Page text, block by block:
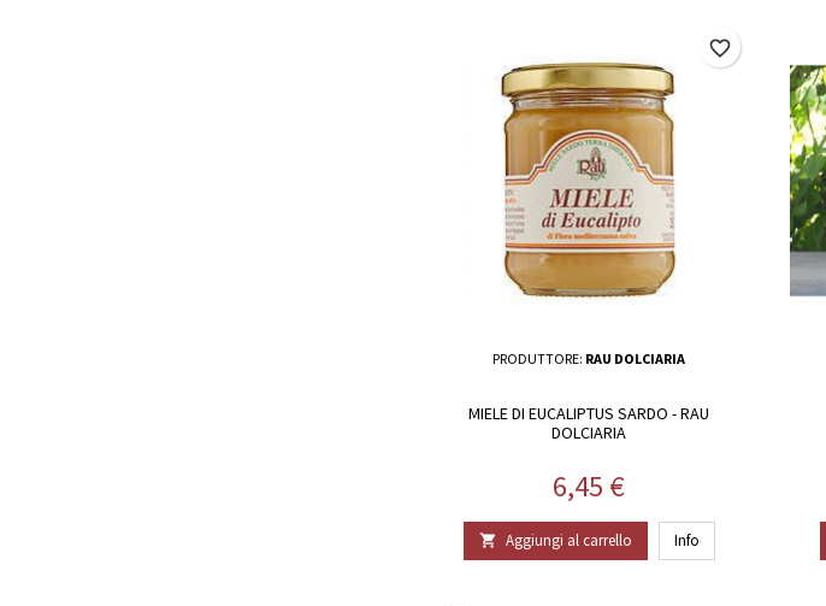
PRODUTTORE: RAU DOLCIARIA
MIELE DI EUCALIPTUS SARDO - RAU
DOLCIARIA
Prezzo
6,45 €
 Aggiungi al carrello Info
favorite_border